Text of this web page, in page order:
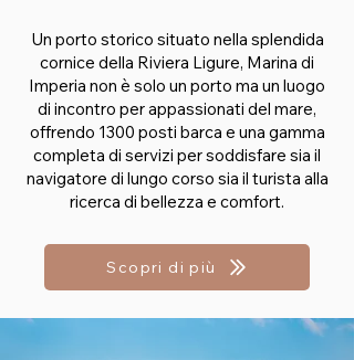
Un porto storico situato nella splendida
cornice della Riviera Ligure, Marina di
Imperia non è solo un porto ma un luogo
di incontro per appassionati del mare,
offrendo 1300 posti barca e una gamma
completa di servizi per soddisfare sia il
navigatore di lungo corso sia il turista alla
ricerca di bellezza e comfort.
Scopri di più